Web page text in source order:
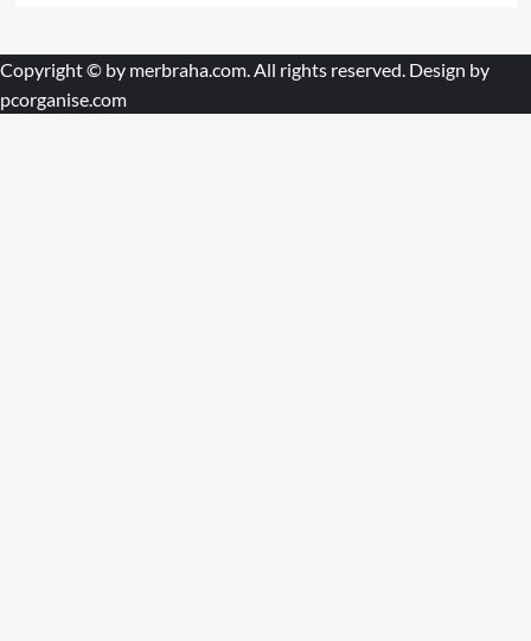
Copyright © by merbraha.com. All rights reserved. Design by
pcorganise.com